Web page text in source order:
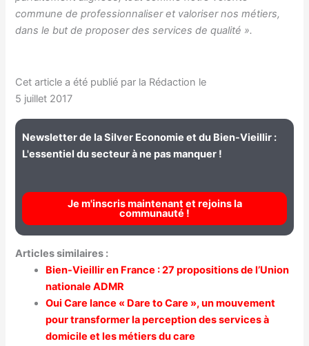
commune de professionnaliser et valoriser nos métiers,
dans le but de proposer des services de qualité ».
Cet article a été publié par la Rédaction le
5 juillet 2017
Newsletter de la Silver Economie et du Bien-Vieillir :
L'essentiel du secteur à ne pas manquer !
Je m'inscris maintenant et rejoins la
communauté !
Articles similaires :
Bien-Vieillir en France : 27 propositions de l’Union
nationale ADMR
Oui Care lance « Dare to Care », un mouvement
pour transformer la perception des services à
domicile et les métiers du care